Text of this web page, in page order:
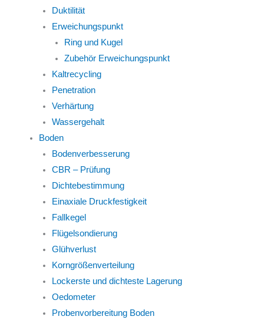
Duktilität
Erweichungspunkt
Ring und Kugel
Zubehör Erweichungspunkt
Kaltrecycling
Penetration
Verhärtung
Wassergehalt
Boden
Bodenverbesserung
CBR – Prüfung
Dichtebestimmung
Einaxiale Druckfestigkeit
Fallkegel
Flügelsondierung
Glühverlust
Korngrößenverteilung
Lockerste und dichteste Lagerung
Oedometer
Probenvorbereitung Boden